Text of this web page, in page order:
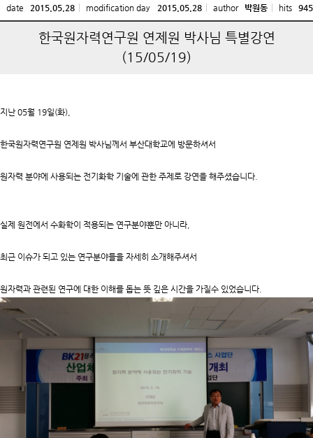
date 2015.05.28 modification day 2015.05.28 author 박원동 hits 945
한국원자력연구원 연제원 박사님 특별강연
(15/05/19)
지난 05월 19일(화),
한국원자력연구원 연제원 박사님께서 부산대학교에 방문하셔서
원자력 분야에 사용되는 전기화학 기술에 관한 주제로 강연을 해주셨습니다.
실제 원전에서 수화학이 적용되는 연구분야뿐만 아니라,
최근 이슈가 되고 있는 연구분야들을 자세히 소개해주셔서
원자력과 관련된 연구에 대한 이해를 돕는 뜻 깊은 시간을 가질수 있었습니다.